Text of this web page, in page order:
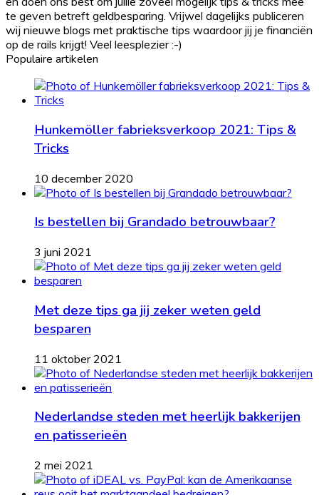
te geven betreft geldbesparing. Vrijwel dagelijks publiceren
wij nieuwe blogs met praktische tips waardoor jij je financiën
op de rails krijgt! Veel leesplezier :-)
Populaire artikelen
Hunkemöller fabrieksverkoop 2021: Tips &
Tricks
10 december 2020
Is bestellen bij Grandado betrouwbaar?
3 juni 2021
Met deze tips ga jij zeker weten geld
besparen
11 oktober 2021
Nederlandse steden met heerlijk bakkerijen
en patisserieën
2 mei 2021